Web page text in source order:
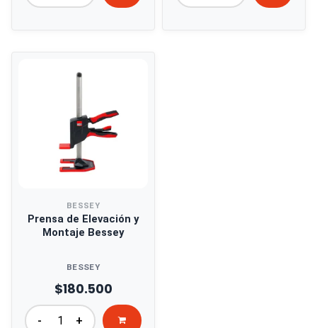
BESSEY
Prensa de Elevación y
Montaje Bessey
BESSEY
$180.500
- +